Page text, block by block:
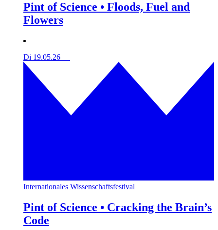
Pint of Science • Floods, Fuel and
Flowers
Di 19.05.26 —
Internationales Wissenschaftsfestival
Pint of Science • Cracking the Brain’s
Code